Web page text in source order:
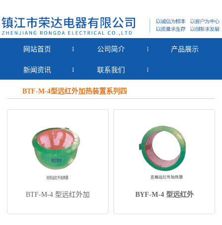
网站首页 公司简介 产品展示
新闻资讯 联系我们
BTF-M-4型远红外加热装置系列四
BTF-M-4 型远红外加 BYF-M-4 型远红外